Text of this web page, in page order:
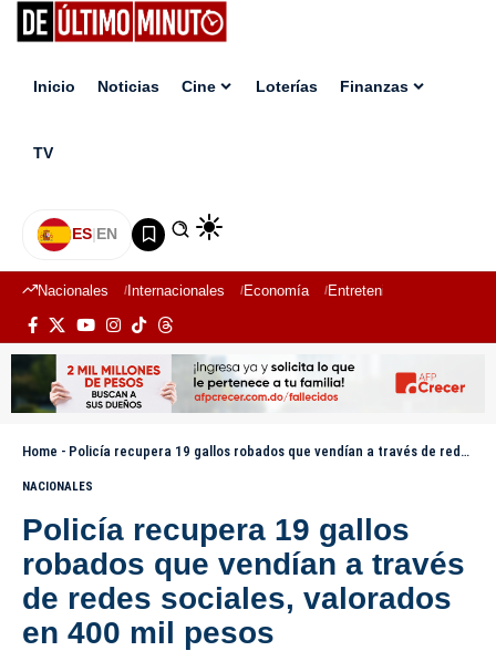
Inicio Noticias Cine Loterías Finanzas
TV
ES|EN
Nacionales Internacionales Economía Entretenimiento
Home - Policía recupera 19 gallos robados que vendían a través de redes sociales, valorados en 400 mil pesos
NACIONALES
Policía recupera 19 gallos
robados que vendían a través
de redes sociales, valorados
en 400 mil pesos